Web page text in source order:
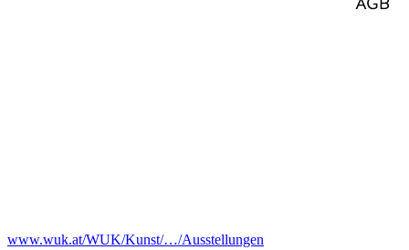
www.wuk.at/WUK/Kunst/…/Ausstellungen